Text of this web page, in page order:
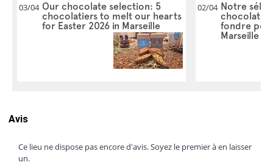
03/04 Our chocolate selection: 5
chocolatiers to melt our hearts
for Easter 2026 in Marseille
02/04 Notre
fondre
Marseille
Avis
Ce lieu ne dispose pas encore d'avis. Soyez le premier à en laisser
un.